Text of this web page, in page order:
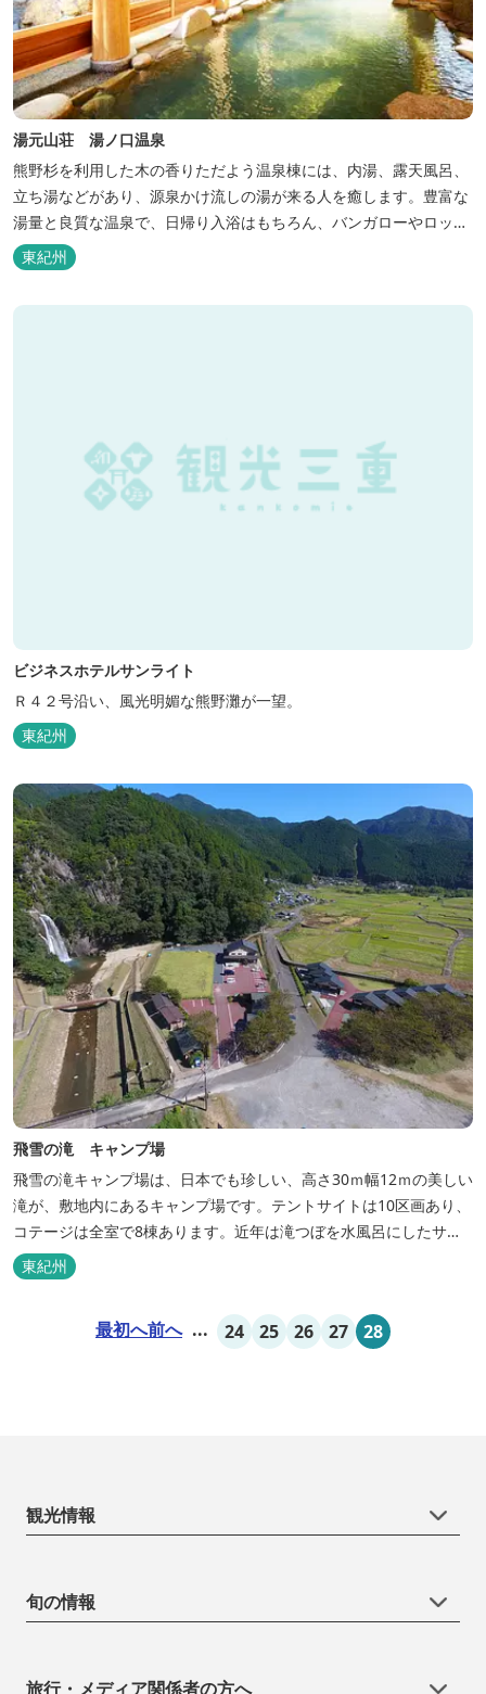
湯元山荘 湯ノ口温泉
熊野杉を利用した木の香りただよう温泉棟には、内湯、露天風呂、
立ち湯などがあり、源泉かけ流しの湯が来る人を癒します。豊富な
湯量と良質な温泉で、日帰り入浴はもちろん、バンガローやロッジ
などの宿泊施設も備えているので、宿泊しながらゆったりと温泉を
楽しむ人も多いです。
東紀州
ビジネスホテルサンライト
Ｒ４２号沿い、風光明媚な熊野灘が一望。
東紀州
飛雪の滝 キャンプ場
飛雪の滝キャンプ場は、日本でも珍しい、高さ30ｍ幅12ｍの美しい
滝が、敷地内にあるキャンプ場です。テントサイトは10区画あり、
コテージは全室で8棟あります。近年は滝つぼを水風呂にしたサウ
ナが人気です。
東紀州
最初へ前へ ... 24 25 26 27 28
観光情報
旬の情報
旅行・メディア関係者の方へ